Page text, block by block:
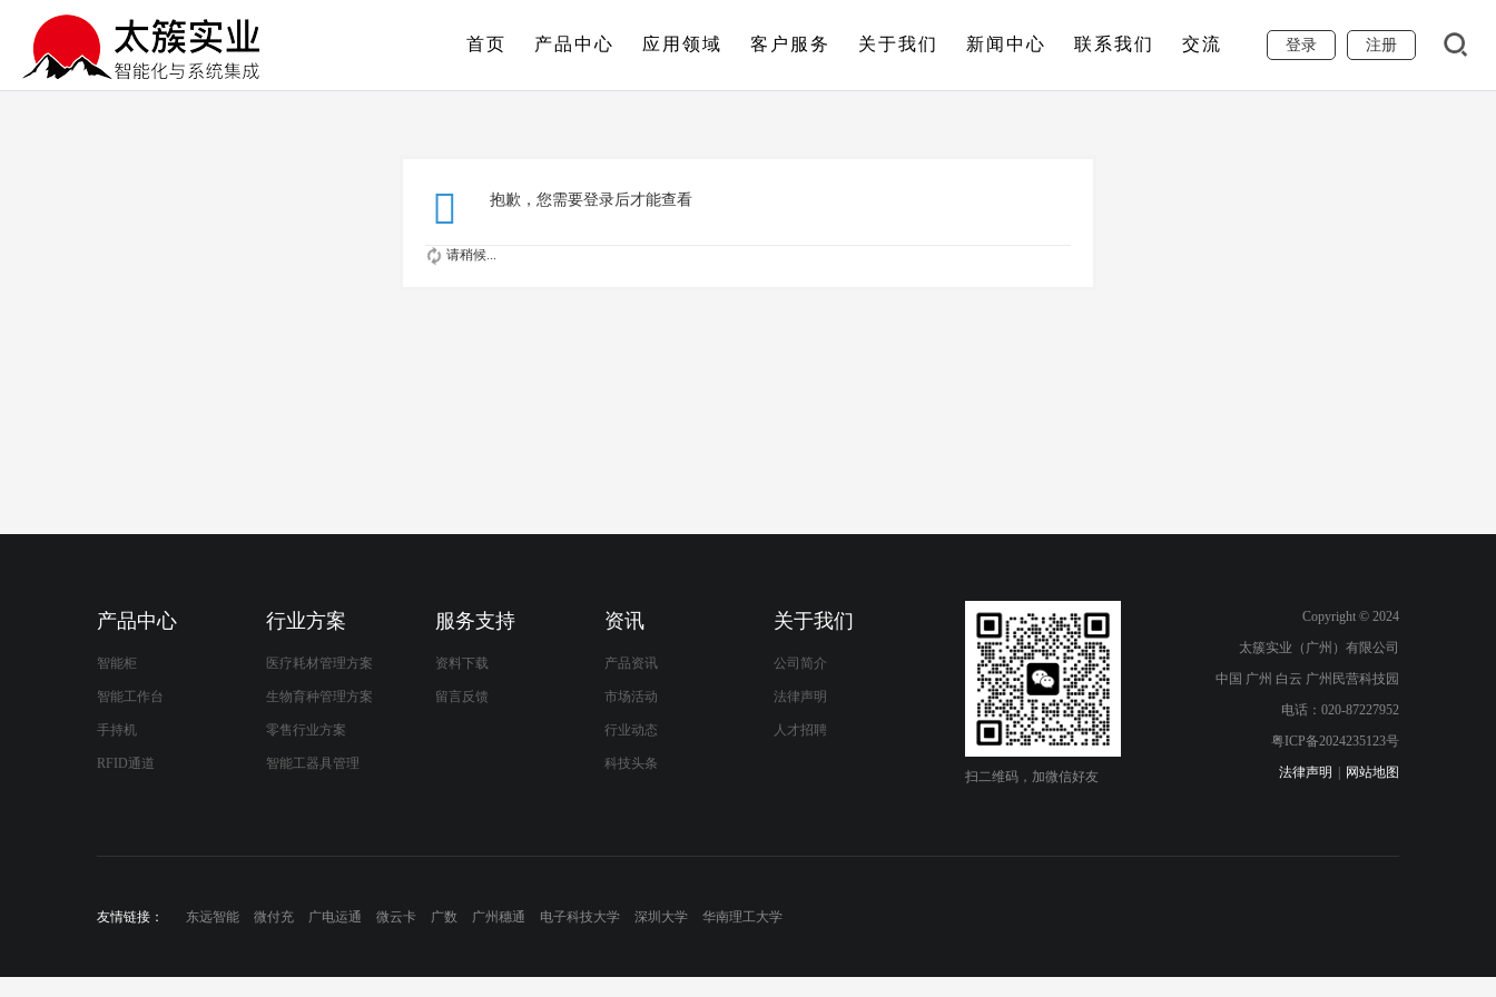
登录 注册
首页 产品中心 应用领域 客户服务 关于我们 新闻中心 联系我们 交流
抱歉，您需要登录后才能查看
请稍候...
产品中心
智能柜
智能工作台
手持机
RFID通道
行业方案
医疗耗材管理方案
生物育种管理方案
零售行业方案
智能工器具管理
服务支持
资料下载
留言反馈
资讯
产品资讯
市场活动
行业动态
科技头条
关于我们
公司简介
法律声明
人才招聘
扫二维码，加微信好友
Copyright © 2024
太簇实业（广州）有限公司
中国 广州 白云 广州民营科技园
电话：020-87227952
粤ICP备2024235123号
法律声明
网站地图
友情链接： 东远智能 微付充 广电运通 微云卡 广数 广州穗通 电子科技大学 深圳大学 华南理工大学